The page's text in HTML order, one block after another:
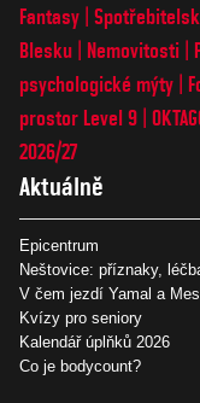
Fantasy
Blesku
Nemovitosti
psychologické mýty
prostor Level 9
2026/27
Aktuálně
Epicentrum
Neštovice: příznaky,
V čem jezdí Yamal a
Kvízy pro seniory
Kalendář úplňků 2026
Co je bodycount?